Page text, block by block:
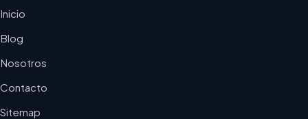
Inicio
Blog
Nosotros
Contacto
Sitemap